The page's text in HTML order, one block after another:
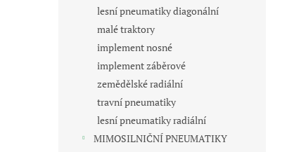
lesní pneumatiky diagonální
malé traktory
implement nosné
implement záběrové
zemědělské radiální
travní pneumatiky
lesní pneumatiky radiální
MIMOSILNIČNÍ PNEUMATIKY